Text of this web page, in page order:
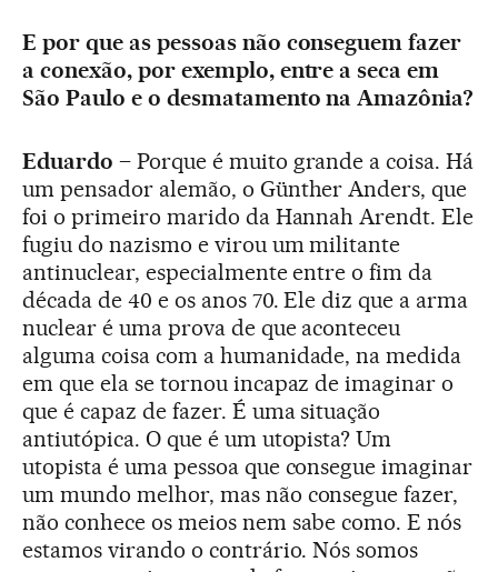
E por que as pessoas não conseguem fazer
a conexão, por exemplo, entre a seca em
São Paulo e o desmatamento na Amazônia?
Eduardo – Porque é muito grande a coisa. Há
um pensador alemão, o Günther Anders, que
foi o primeiro marido da Hannah Arendt. Ele
fugiu do nazismo e virou um militante
antinuclear, especialmente entre o fim da
década de 40 e os anos 70. Ele diz que a arma
nuclear é uma prova de que aconteceu
alguma coisa com a humanidade, na medida
em que ela se tornou incapaz de imaginar o
que é capaz de fazer. É uma situação
antiutópica. O que é um utopista? Um
utopista é uma pessoa que consegue imaginar
um mundo melhor, mas não consegue fazer,
não conhece os meios nem sabe como. E nós
estamos virando o contrário. Nós somos